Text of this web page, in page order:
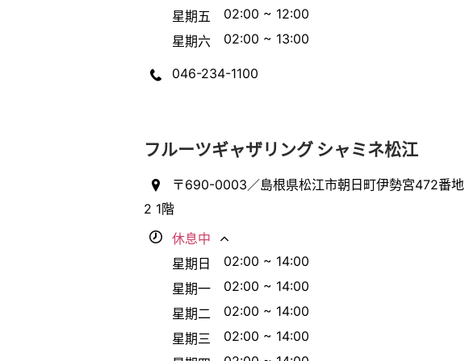
星期五
02:00 ~ 12:00
星期六
02:00 ~ 13:00
046-234-1100
フルーツギャザリング シャミネ松江
〒690-0003／島根県松江市朝日町伊勢宮472番地
2 1階
休息中
星期日
02:00 ~ 14:00
星期一
02:00 ~ 14:00
星期二
02:00 ~ 14:00
星期三
02:00 ~ 14:00